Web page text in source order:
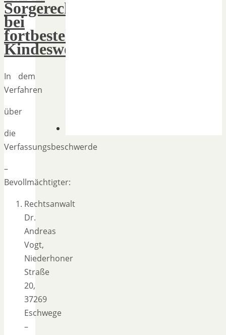
Sorgerechtsentziehung
bei
fortbestehender
Kindeswohlgefährdung
In dem
Verfahren
über
die
Verfassungsbeschwerde
–
Bevollmächtigter:
Rechtsanwalt
Dr.
Andreas
Vogt,
Niederhoner
Straße
20,
37269
Eschwege
–